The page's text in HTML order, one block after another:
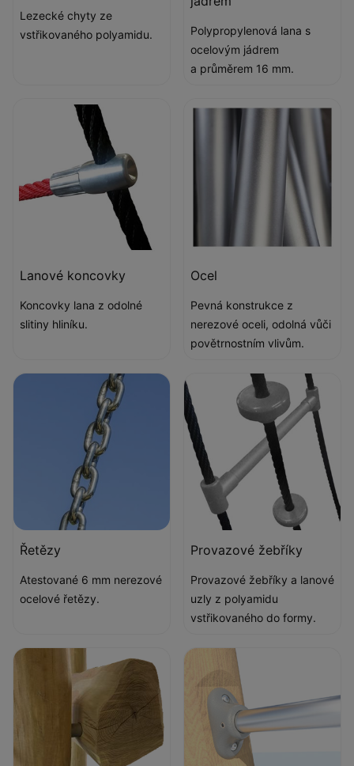
Lezecké chyty ze
vstřikovaného polyamidu.
Polypropylenová lana s
ocelovým jádrem
a průměrem 16 mm.
Lanové koncovky
Koncovky lana z odolné
slitiny hliníku.
Ocel
Pevná konstrukce z
nerezové oceli, odolná vůči
povětrnostním vlivům.
Řetězy
Atestované 6 mm nerezové
ocelové řetězy.
Provazové žebříky
Provazové žebříky a lanové
uzly z polyamidu
vstřikovaného do formy.